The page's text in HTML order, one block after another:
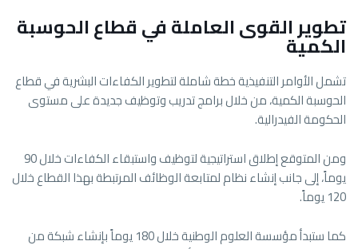
تطوير القوى العاملة في قطاع الحوسبة
الكمية
تشمل الأوامر التنفيذية خطة شاملة لتطوير الكفاءات البشرية في قطاع
الحوسبة الكمية، من خلال برامج تدريب وتوظيف جديدة على مستوى
الحكومة الفيدرالية.
ومن المتوقع إطلاق استراتيجية لتوظيف واستبقاء الكفاءات خلال 90
يوماً، إلى جانب إنشاء نظام لمتابعة الوظائف المرتبطة بهذا القطاع خلال
120 يوماً.
كما ستبدأ مؤسسة العلوم الوطنية خلال 180 يوماً بإنشاء شبكة من